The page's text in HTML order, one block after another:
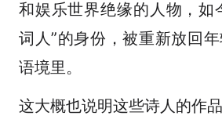
和娱乐世界绝缘的人物，如
词人”的身份，被重新放回
语境里。
这大概也说明这些诗人的作